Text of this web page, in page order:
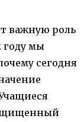
важную роль
году мы
сегодня